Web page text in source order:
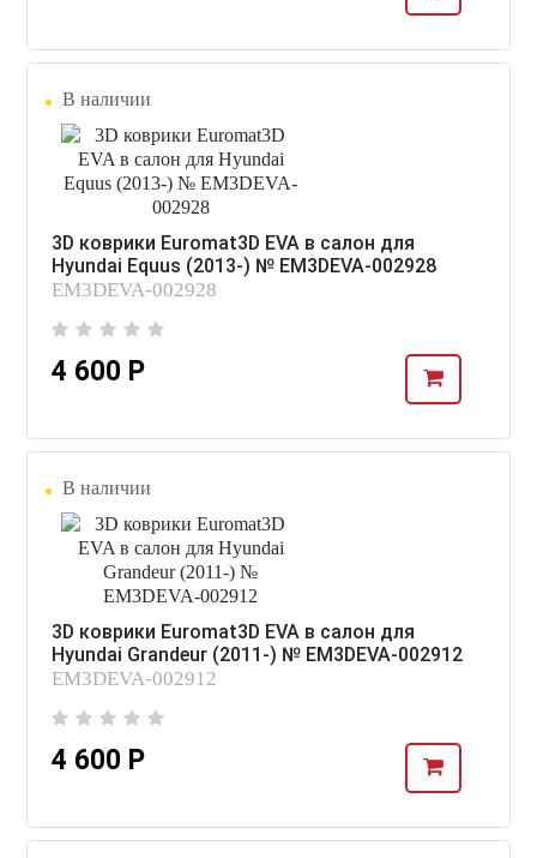
В наличии
3D коврики Euromat3D EVA в салон для
Hyundai Equus (2013-) № EM3DEVA-002928
EM3DEVA-002928
4 600 Р
В наличии
3D коврики Euromat3D EVA в салон для
Hyundai Grandeur (2011-) № EM3DEVA-002912
EM3DEVA-002912
4 600 Р